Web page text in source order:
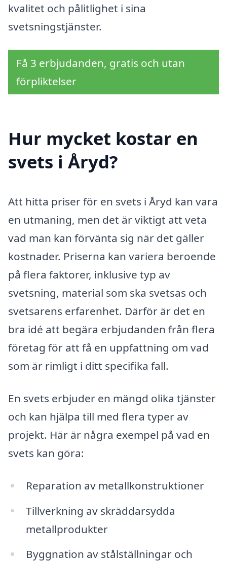
kvalitet och pålitlighet i sina
svetsningstjänster.
Få 3 erbjudanden, gratis och utan
förpliktelser
Hur mycket kostar en
svets i Åryd?
Att hitta priser för en svets i Åryd kan vara
en utmaning, men det är viktigt att veta
vad man kan förvänta sig när det gäller
kostnader. Priserna kan variera beroende
på flera faktorer, inklusive typ av
svetsning, material som ska svetsas och
svetsarens erfarenhet. Därför är det en
bra idé att begära erbjudanden från flera
företag för att få en uppfattning om vad
som är rimligt i ditt specifika fall.
En svets erbjuder en mängd olika tjänster
och kan hjälpa till med flera typer av
projekt. Här är några exempel på vad en
svets kan göra:
Reparation av metallkonstruktioner
Tillverkning av skräddarsydda
metallprodukter
Byggnation av stålställningar och